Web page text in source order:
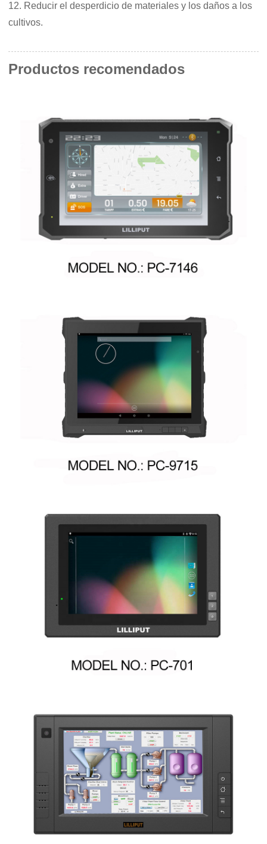
12. Reducir el desperdicio de materiales y los daños a los
cultivos.
Productos recomendados